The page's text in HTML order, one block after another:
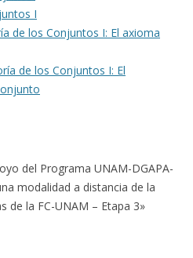
I
de los Conjuntos I: El axioma
de los Conjuntos I: El
del Programa UNAM-DGAPA-
modalidad a distancia de la
de la FC-UNAM – Etapa 3»